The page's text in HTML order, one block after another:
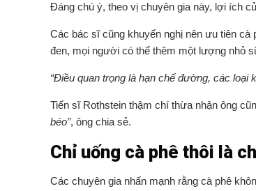
Đáng chú ý, theo vị chuyên gia này, lợi ích
Các bác sĩ cũng khuyến nghị nên ưu tiên
đen, mọi người có thể thêm một lượng nhỏ
“Điều quan trọng là hạn chế đường, các loại
Tiến sĩ Rothstein thậm chí thừa nhận ông
béo”, ông chia sẻ.
Chỉ uống cà phê thôi là
Các chuyên gia nhấn mạnh rằng cà phê